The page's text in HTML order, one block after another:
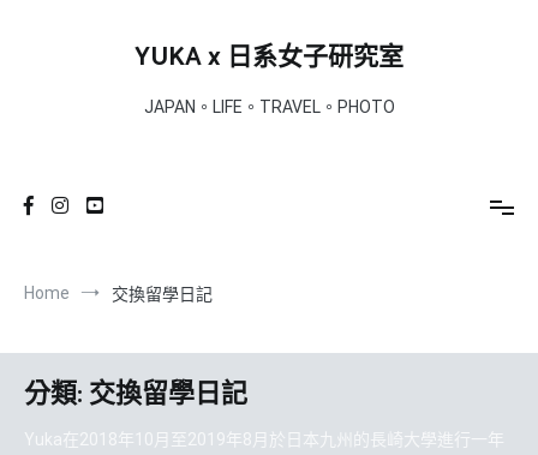
YUKA x 日系女子研究室
JAPAN。LIFE。TRAVEL。PHOTO
Home 交換留學日記
分類:交換留學日記
Yuka在2018年10月至2019年8月於日本九州的長崎大學進行一年